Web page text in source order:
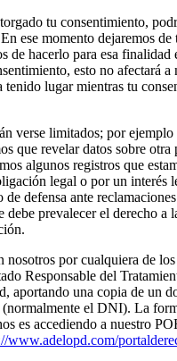
tu consentimiento,
ese momento dejaremos de
de hacerlo para esa finalidad
esto no afectará a
tenido lugar mientras tu
verse limitados; por
que revelar datos sobre otra
algunos registros que
legal o por un interés
de defensa ante
debe prevalecer el derecho a
nosotros por cualquiera de
Responsable del
aportando una copia de un
el DNI). La
es accediendo a nuestro
www.adelopd.com/